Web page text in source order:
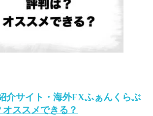
介サイト・海外FXふぁんくらぶ
ススメできる？